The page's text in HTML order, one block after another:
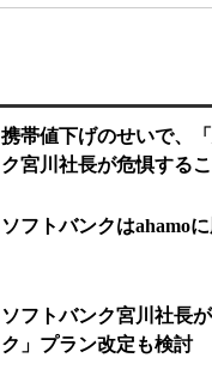
携帯値下げのせいで、
ク宮川社長が危惧する
ソフトバンクはahamo
ソフトバンク宮川社長
ク」プラン改定も検討